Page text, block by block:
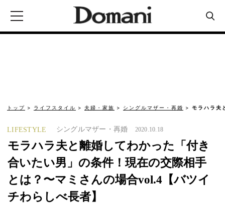
トップ ライフスタイル 夫婦・家族 シングルマザー・再婚 モラハラ夫
LIFESTYLE シングルマザー・再婚 2020.10.18
モラハラ夫と離婚してわかった「付き
合いたい男」の条件！現在の交際相手
とは？〜マミさんの場合vol.4【バツイ
チわらしべ長者】